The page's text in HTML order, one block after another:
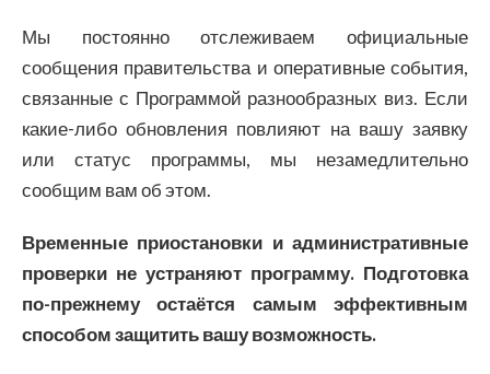
Мы постоянно отслеживаем официальные
сообщения правительства и оперативные события,
связанные с Программой разнообразных виз. Если
какие-либо обновления повлияют на вашу заявку
или статус программы, мы незамедлительно
сообщим вам об этом.
Временные приостановки и административные
проверки не устраняют программу. Подготовка
по-прежнему остаётся самым эффективным
способом защитить вашу возможность.